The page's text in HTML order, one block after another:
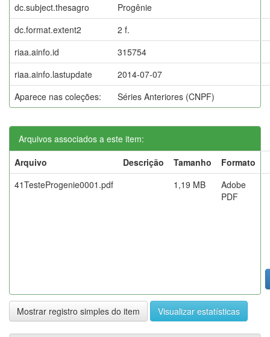
dc.subject.thesagro
Progênie
dc.format.extent2
2 f.
riaa.ainfo.id
315754
riaa.ainfo.lastupdate
2014-07-07
Aparece nas coleções:
Séries Anteriores (CNPF)
Arquivos associados a este item:
Arquivo
Descrição Tamanho
Formato
41TesteProgenie0001.pdf
1,19 MB
Adobe
PDF
Mostrar registro simples do item Visualizar estatísticas